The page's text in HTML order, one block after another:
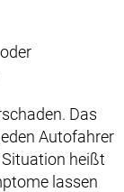
Das
Autofahrer
heißt
lassen